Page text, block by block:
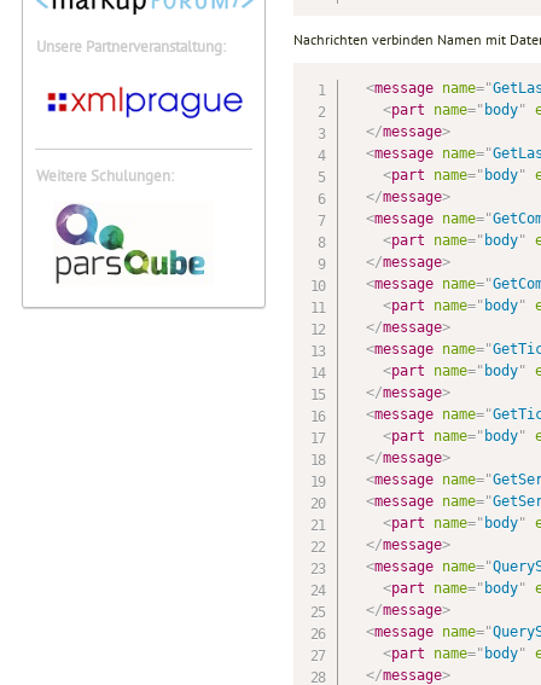
Unsere Partnerveranstaltung:
Weitere Schulungen:
Nachrichten verbinden Namen mit
<message name="
<part name=" body"
</message>
<message name="
<part name=" body"
</message>
<message name="
<part name=" body"
</message>
<message name="
<part name=" body"
</message>
<message name="
<part name=" body"
</message>
<message name="
<part name=" body"
</message>
<message name="
<message name="
<part name=" body"
</message>
<message name="
<part name=" body"
</message>
<message name="
<part name=" body"
</message>